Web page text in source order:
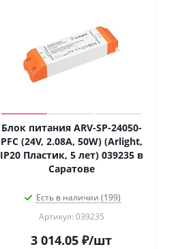
Блок питания ARV-SP-24050-
PFC (24V, 2.08A, 50W) (Arlight,
IP20 Пластик, 5 лет) 039235 в
Саратове
Есть в наличии (199)
Артикул: 039235
3 014.05 ₽/шт